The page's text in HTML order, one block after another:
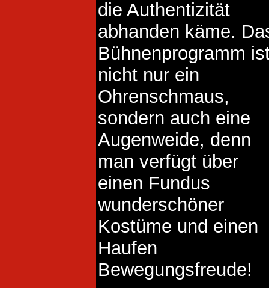
die Authentizität
abhanden käme.
Bühnenprogramm
nicht nur ein
Ohrenschmaus,
sondern auch eine
Augenweide, denn
man verfügt über
einen Fundus
wunderschöner
Kostüme und einen
Haufen
Bewegungsfreude!